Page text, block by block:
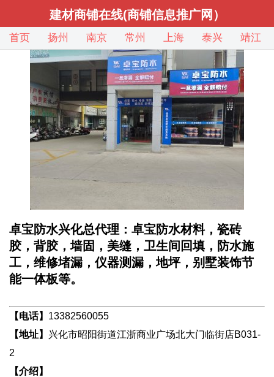
建材商铺在线(商铺信息推广网）
首页 扬州 南京 常州 上海 泰兴 靖江
卓宝防水兴化总代理：卓宝防水材料，瓷砖
胶，背胶，墙固，美缝，卫生间回填，防水施
工，维修堵漏，仪器测漏，地坪，别墅装饰节
能一体板等。
【电话】 13382560055
【地址】 兴化市昭阳街道江浙商业广场北大门临街店B031-
2
【介绍】